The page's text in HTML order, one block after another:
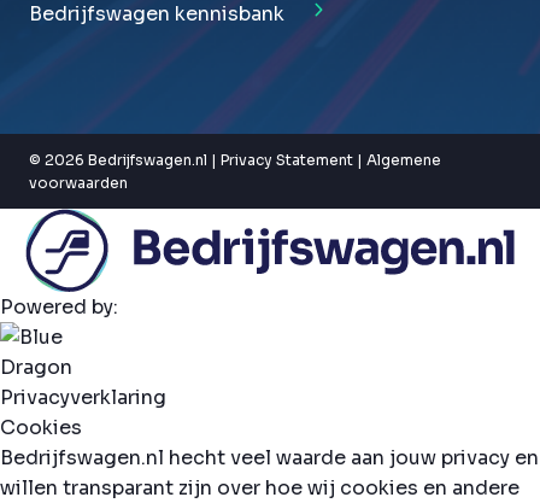
Bedrijfswagen kennisbank
© 2026 Bedrijfswagen.nl | Privacy Statement | Algemene
voorwaarden
Powered by:
Privacyverklaring
Cookies
Bedrijfswagen.nl hecht veel waarde aan jouw privacy en
willen transparant zijn over hoe wij cookies en andere